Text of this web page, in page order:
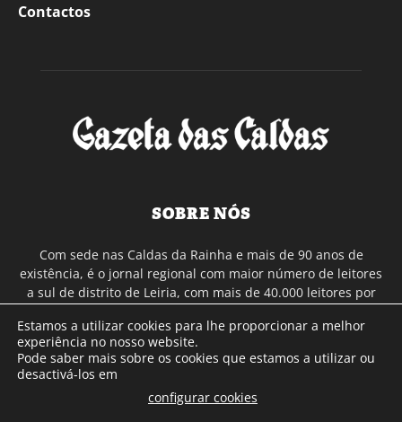
Contactos
SOBRE NÓS
Com sede nas Caldas da Rainha e mais de 90 anos de
existência, é o jornal regional com maior número de leitores
a sul de distrito de Leiria, com mais de 40.000 leitores por
Continental e assinatura online.
SIGA-NOS
Estamos a utilizar cookies para lhe proporcionar a melhor
experiência no nosso website.
Pode saber mais sobre os cookies que estamos a utilizar ou
desactivá-los em
configurar cookies